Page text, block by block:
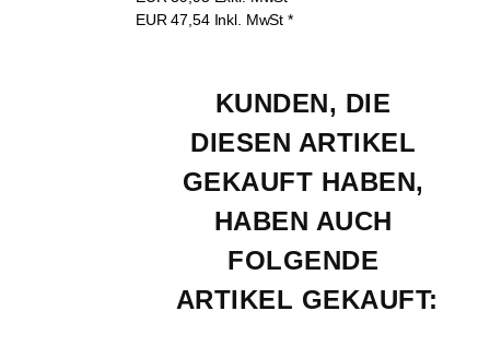
EUR47,54 Inkl. MwSt *
KUNDEN, DIE
DIESEN ARTIKEL
GEKAUFT HABEN,
HABEN AUCH
FOLGENDE
ARTIKEL GEKAUFT: